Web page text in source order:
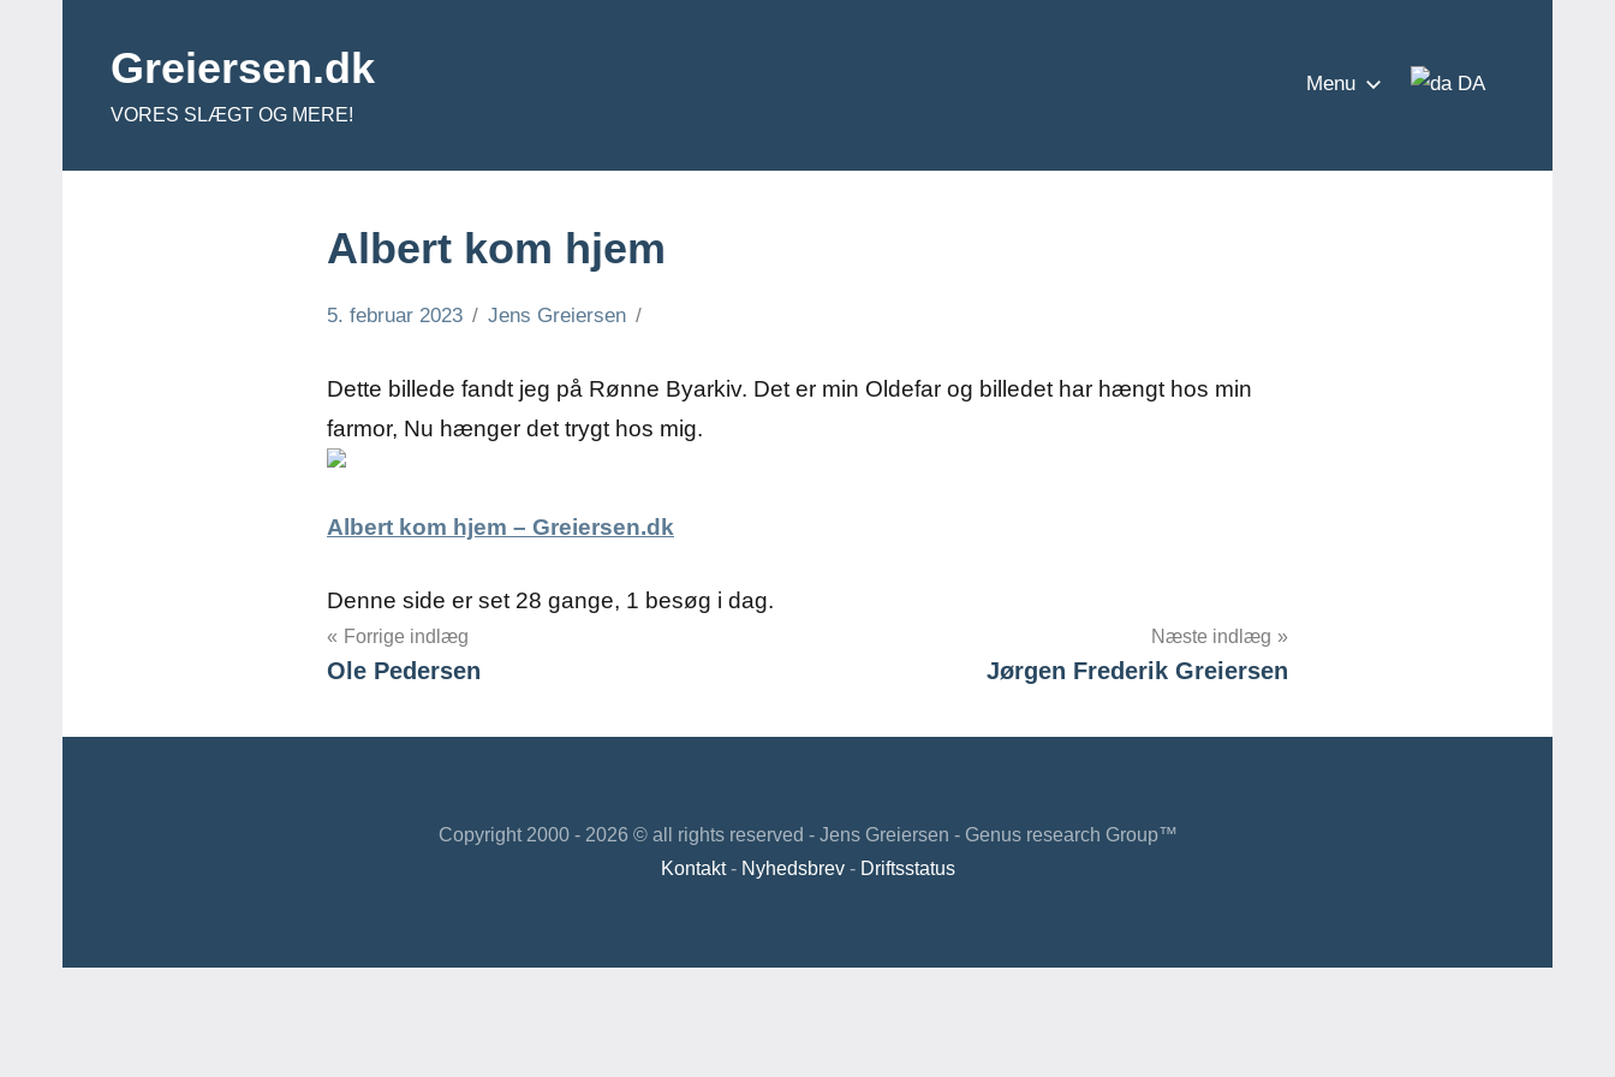
indholdGreiersen.dk
VORES SLÆGT OG MERE!
Menu DA
Albert kom hjem
5. februar 2023 Jens Greiersen
Dette billede fandt jeg på Rønne Byarkiv. Det er min Oldefar og billedet har hængt hos min
farmor, Nu hænger det trygt hos mig.
Albert kom hjem – Greiersen.dk
Denne side er set 28 gange, 1 besøg i dag.
Indlægsnavigation
Forrige indlæg
Ole Pedersen
Næste indlæg
Jørgen Frederik Greiersen
Copyright 2000 - 2026 © all rights reserved - Jens Greiersen - Genus research Group™
Kontakt- Nyhedsbrev- Driftsstatus